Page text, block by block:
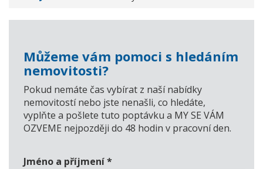
Můžeme vám pomoci s hledáním
nemovitosti?
Pokud nemáte čas vybírat z naší nabídky
nemovitostí nebo jste nenašli, co hledáte,
vyplňte a pošlete tuto poptávku a MY SE VÁM
OZVEME nejpozději do 48 hodin v pracovní den.
Jméno a příjmení*